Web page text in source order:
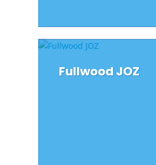
Fullwood JOZ